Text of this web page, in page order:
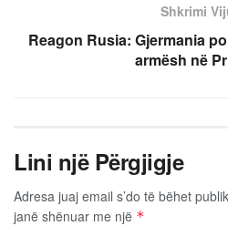
Shkrimi
Reagon Rusia: Gjermania
armësh në
Lini një Përgjigje
Adresa juaj email s’do të bëhet
janë shënuar me një *